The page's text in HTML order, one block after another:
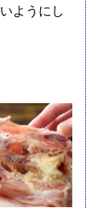
ようにし